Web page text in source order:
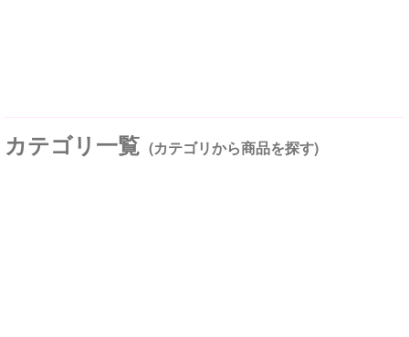
カテゴリ一覧 (カテゴリから商品を探す)